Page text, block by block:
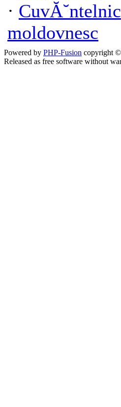
· CuvĂ˘ntelnic
moldovnesc
Powered by PHP-Fusion copyright
Released as free software without